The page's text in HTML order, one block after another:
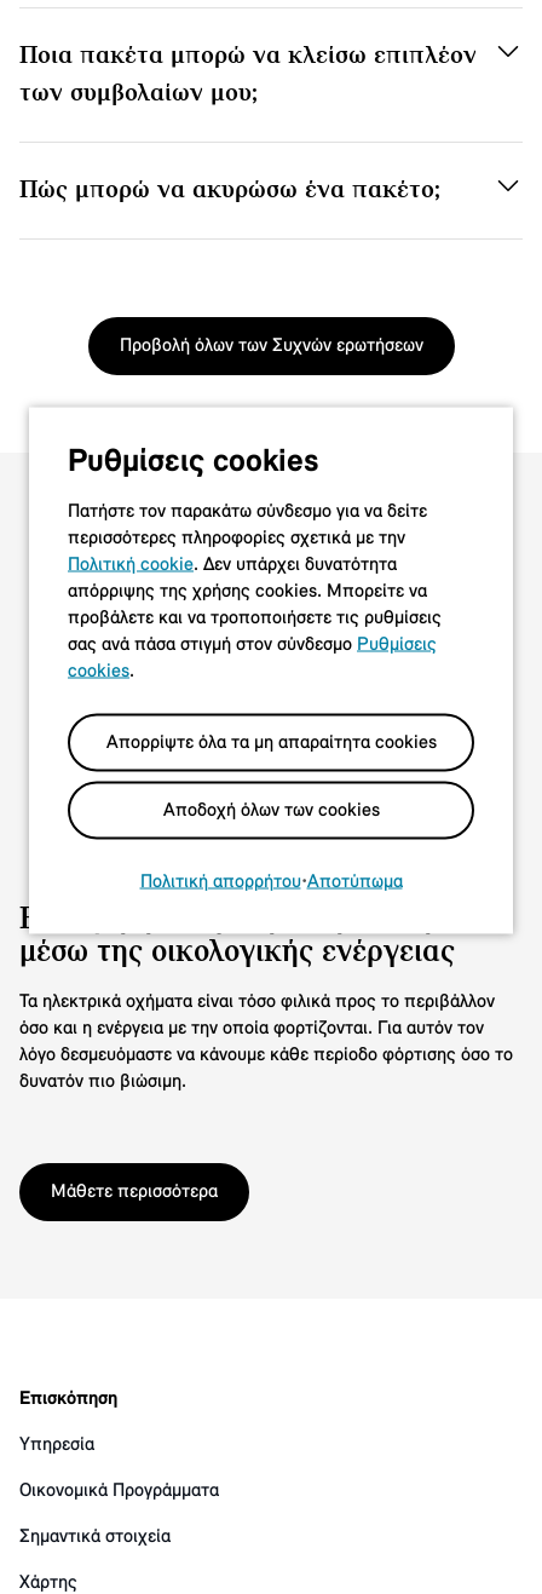
Ποια πακέτα μπορώ να κλείσω επιπλέον
των συμβολαίων μου;
Πώς μπορώ να ακυρώσω ένα πακέτο;
Προβολή όλων των Συχνών ερωτήσεων
Βιώσιμη ηλεκτρική κινητικότητα
μέσω της οικολογικής ενέργειας
Τα ηλεκτρικά οχήματα είναι τόσο φιλικά προς το περιβάλλον
όσο και η ενέργεια με την οποία φορτίζονται. Για αυτόν τον
λόγο δεσμευόμαστε να κάνουμε κάθε περίοδο φόρτισης όσο το
δυνατόν πιο βιώσιμη.
Μάθετε περισσότερα
Επισκόπηση
Υπηρεσία
Οικονομικά Προγράμματα
Σημαντικά στοιχεία
Χάρτης
Ρυθμίσεις cookies
Πατήστε τον παρακάτω σύνδεσμο για να δείτε
περισσότερες πληροφορίες σχετικά με την
Πολιτική cookie. Δεν υπάρχει δυνατότητα
απόρριψης της χρήσης cookies. Μπορείτε να
προβάλετε και να τροποποιήσετε τις ρυθμίσεις
σας ανά πάσα στιγμή στον σύνδεσμο Ρυθμίσεις
cookies.
Απορρίψτε όλα τα μη απαραίτητα cookies
Αποδοχή όλων των cookies
Πολιτική απορρήτου•Αποτύπωμα